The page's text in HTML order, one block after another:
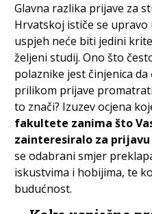
Glavna razlika prijave za
Hrvatskoj ističe se
uspjeh neće biti jedini
željeni studij. Ono što
polaznike jest činjenica
prilikom prijave
to znači? Izuzev ocjena
fakultete zanima što
zainteresiralo za
se odabrani smjer
iskustvima i hobijima, te
budućnost.